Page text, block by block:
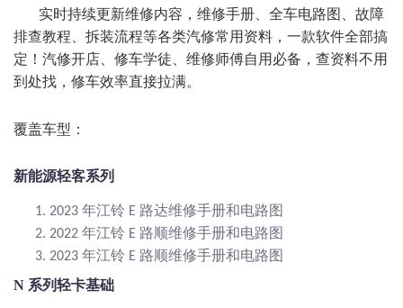
实时持续更新维修内容，维修手册、全车电路图、故障
排查教程、拆装流程等各类汽修常用资料，一款软件全部搞
定！汽修开店、修车学徒、维修师傅自用必备，查资料不用
到处找，修车效率直接拉满。
覆盖车型：
新能源轻客系列
1. 2023 年江铃 E 路达维修手册和电路图
2. 2022 年江铃 E 路顺维修手册和电路图
3. 2023 年江铃 E 路顺维修手册和电路图
N 系列轻卡基础